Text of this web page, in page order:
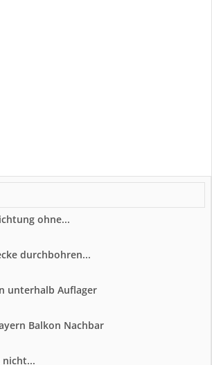
ohne...
durchbohren...
unterhalb Auflager
Balkon Nachbar